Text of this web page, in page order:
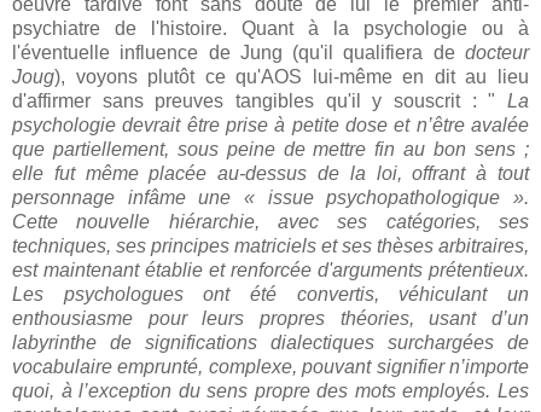
oeuvre tardive font sans doute de lui le premier anti-
psychiatre de l'histoire. Quant à la psychologie ou à
l'éventuelle influence de Jung (qu'il qualifiera de docteur
Joug), voyons plutôt ce qu'AOS lui-même en dit au lieu
d'affirmer sans preuves tangibles qu'il y souscrit : " La
psychologie devrait être prise à petite dose et n’être avalée
que partiellement, sous peine de mettre fin au bon sens ;
elle fut même placée au-dessus de la loi, offrant à tout
personnage infâme une « issue psychopathologique ».
Cette nouvelle hiérarchie, avec ses catégories, ses
techniques, ses principes matriciels et ses thèses arbitraires,
est maintenant établie et renforcée d'arguments prétentieux.
Les psychologues ont été convertis, véhiculant un
enthousiasme pour leurs propres théories, usant d’un
labyrinthe de significations dialectiques surchargées de
vocabulaire emprunté, complexe, pouvant signifier n’importe
quoi, à l’exception du sens propre des mots employés. Les